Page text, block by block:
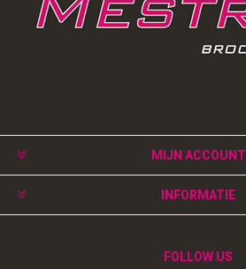
MIJN ACCOUNT
INFORMATIE
FOLLOW US